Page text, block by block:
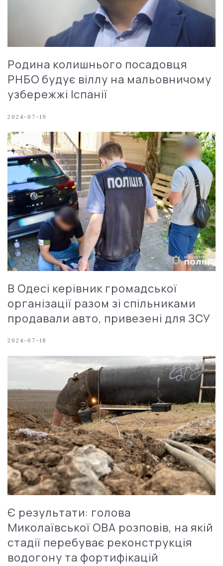
Родина колишнього посадовця
РНБО будує віллу на мальовничому
узбережжі Іспанії
2024-07-19
В Одесі керівник громадської
організації разом зі спільниками
продавали авто, привезені для ЗСУ
2024-07-18
Є результати: голова
Миколаївської ОВА розповів, на якій
стадії перебуває реконструкція
водогону та фортифікацій